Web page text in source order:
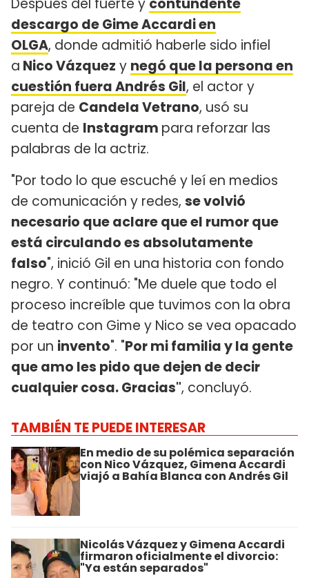
descargo de Gime Accardi en
OLGA, donde admitió haberle sido infiel
a Nico Vázquez y negó que la persona en
cuestión fuera Andrés Gil, el actor y
pareja de Candela Vetrano, usó su
cuenta de Instagram para reforzar las
palabras de la actriz.
"Por todo lo que escuché y leí en medios
de comunicación y redes, se volvió
necesario que aclare que el rumor que
está circulando es absolutamente
falso", inició Gil en una historia con fondo
negro. Y continuó: "Me duele que todo el
proceso increíble que tuvimos con la obra
de teatro con Gime y Nico se vea opacado
por un invento". "Por mi familia y la gente
que amo les pido que dejen de decir
cualquier cosa. Gracias", concluyó.
TAMBIÉN TE PUEDE INTERESAR
En medio de su polémica separación
con Nico Vázquez, Gimena Accardi
viajó a Bahía Blanca con Andrés Gil
Nicolás Vázquez y Gimena Accardi
firmaron oficialmente el divorcio:
"Ya están separados"